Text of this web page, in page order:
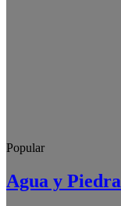
Popular
Agua y Piedra